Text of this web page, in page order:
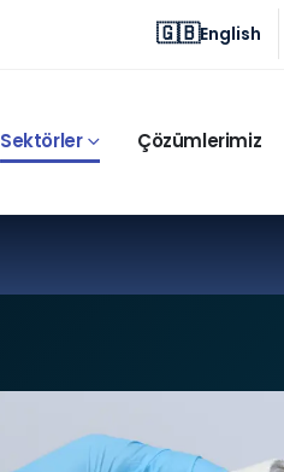
🇬🇧English
Sektörler Çözümlerimiz